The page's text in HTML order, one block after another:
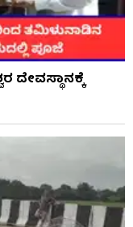
ದೇವಸ್ಥಾನಕ್ಕೆ